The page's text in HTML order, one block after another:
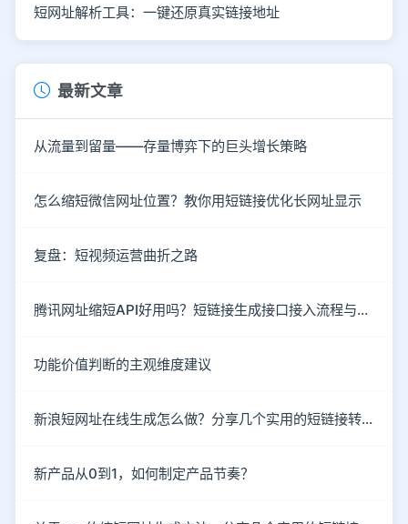
短网址解析工具：一键还原真实链接地址
最新文章
从流量到留量——存量博弈下的巨头增长策略
怎么缩短微信网址位置？教你用短链接优化长网址显示
复盘：短视频运营曲折之路
腾讯网址缩短API好用吗？短链接生成接口接入流程与防封技巧
功能价值判断的主观维度建议
新浪短网址在线生成怎么做？分享几个实用的短链接转换技巧
新产品从0到1，如何制定产品节奏？